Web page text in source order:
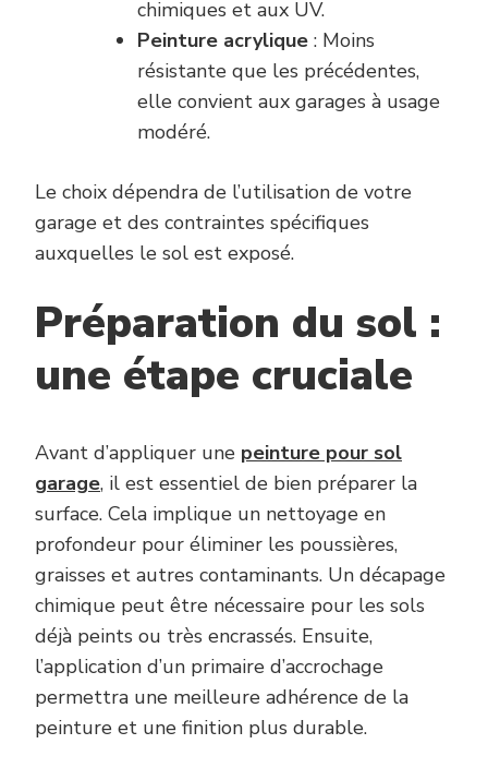
chimiques et aux UV.
Peinture acrylique : Moins
résistante que les précédentes,
elle convient aux garages à usage
modéré.
Le choix dépendra de l’utilisation de votre
garage et des contraintes spécifiques
auxquelles le sol est exposé.
Préparation du sol :
une étape cruciale
Avant d’appliquer une peinture pour sol
garage, il est essentiel de bien préparer la
surface. Cela implique un nettoyage en
profondeur pour éliminer les poussières,
graisses et autres contaminants. Un décapage
chimique peut être nécessaire pour les sols
déjà peints ou très encrassés. Ensuite,
l’application d’un primaire d’accrochage
permettra une meilleure adhérence de la
peinture et une finition plus durable.